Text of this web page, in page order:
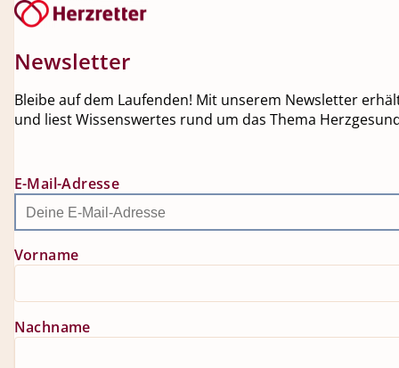
Newsletter
Bleibe auf dem Laufenden! Mit unserem Newsletter
und liest Wissenswertes rund um das Thema
E-Mail-Adresse
Vorname
Nachname